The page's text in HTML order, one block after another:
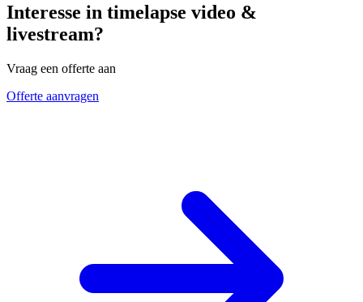
Interesse in timelapse video &
livestream?
Vraag een offerte aan
Offerte aanvragen